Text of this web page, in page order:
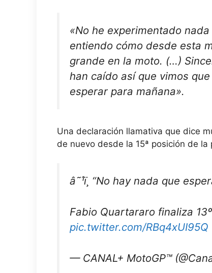
«No he experimentado
entiendo cómo desde esta
grande en la moto. (…)
han caído así que vimos
esperar para mañana».
Una declaración llamativa que dice
de nuevo desde la 15ª posición de
â˜¹ï¸ “No hay nada que
Fabio Quartararo finaliza
pic.twitter.com/RBq4xUI95Q
— CANAL+ MotoGP™